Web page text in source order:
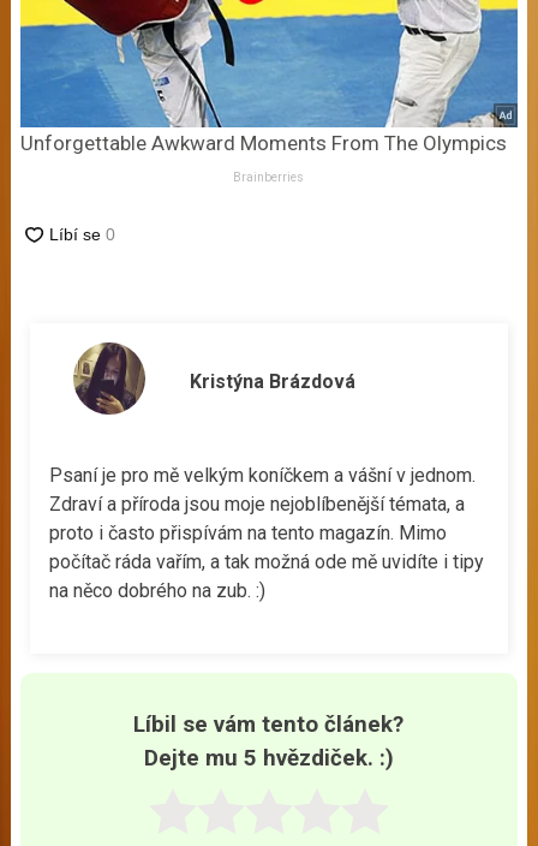
Unforgettable Awkward Moments From The Olympics
Brainberries
Kristýna Brázdová
Psaní je pro mě velkým koníčkem a vášní v jednom.
Zdraví a příroda jsou moje nejoblíbenější témata, a
proto i často přispívám na tento magazín. Mimo
počítač ráda vařím, a tak možná ode mě uvidíte i tipy
na něco dobrého na zub. :)
Líbil se vám tento článek?
Dejte mu 5 hvězdiček. :)